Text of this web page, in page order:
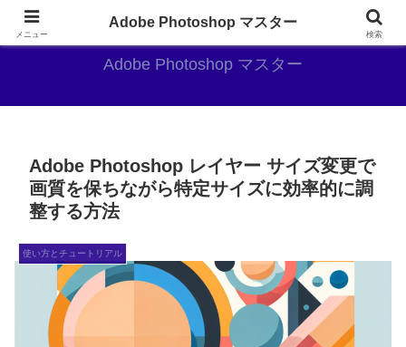
AdobePhotoshopがやっぱり最強
Adobe Photoshop マスター
Adobe Photoshop レイヤー サイズ変更で
画質を保ちながら特定サイズに効率的に調
整する方法
使い方とチュートリアル
メニュー
Adobe Photoshop マスター
検索